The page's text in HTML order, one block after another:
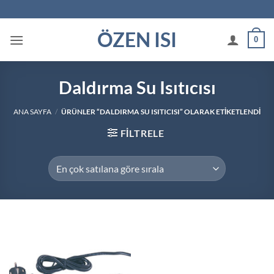
atla
ÖZEN ISI 0
Daldırma Su Isıtıcısı
ANA SAYFA / ÜRÜNLER “DALDIRMA SU ISITICISI” OLARAK ETIKETLENDI
FILTRELE